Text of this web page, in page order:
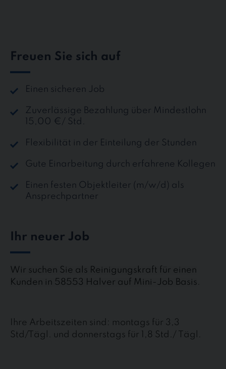
Freuen Sie sich auf
Einen sicheren Job
Zuverlässige Bezahlung über Mindestlohn
15,00 €/ Std.
Flexibilität in der Einteilung der Stunden
Gute Einarbeitung durch erfahrene Kollegen
Einen festen Objektleiter (m/w/d) als
Ansprechpartner
Ihr neuer Job
Wir suchen Sie als Reinigungskraft für einen
Kunden in 58553 Halver auf Mini-Job Basis .
Ihre Arbeitszeiten sind: montags für 3,3
Std/Tägl. und donnerstags für 1,8 Std./ Tägl.